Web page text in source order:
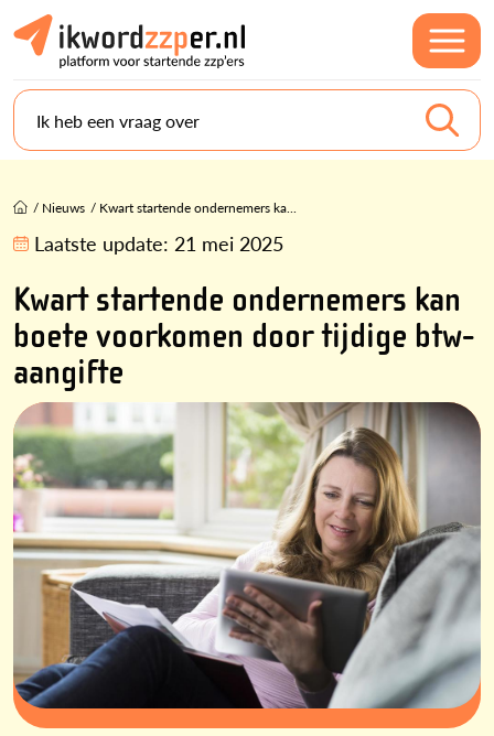
Ik heb een vraag over
/ Nieuws / Kwart startende ondernemers ka...
Laatste update: 21 mei 2025
Kwart startende ondernemers kan
boete voorkomen door tijdige btw-
aangifte